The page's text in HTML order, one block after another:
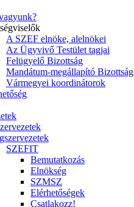
A SZEF elnöke, alelnökei
Az Ügyvivő Testület tagjai
Felügyelő Bizottság
Mandátum-megállapító Bizottság
Vármegyei koordinátorok
SZEFIT
Bemutatkozás
Elnökség
SZMSZ
Elérhetőségek
Csatlakozz!